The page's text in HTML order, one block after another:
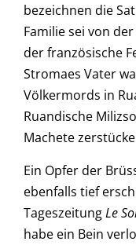
bezeichnen die
Familie sei von
der französische
Stromaes Vater
Völkermords in
Ruandische
Machete
Ein Opfer der
ebenfalls tief
TageszeitungLe
habe ein Bein